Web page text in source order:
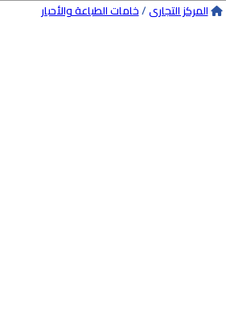
المركز التجارى/خامات الطباعة والأحبار